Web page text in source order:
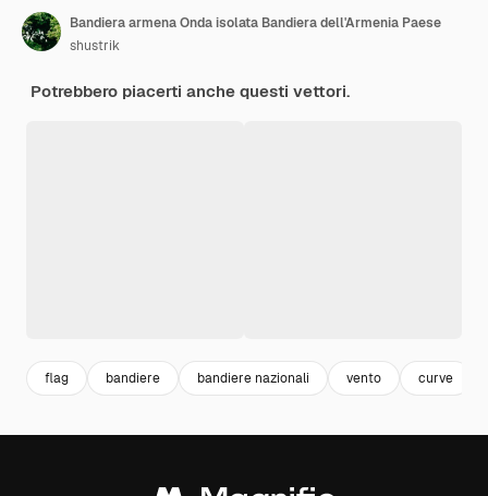
Bandiera armena Onda isolata Bandiera dell'Armenia Paese
shustrik
Potrebbero piacerti anche questi vettori.
flag bandiere bandiere nazionali vento curve